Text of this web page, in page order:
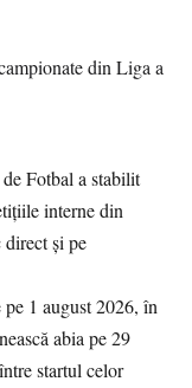
Fotbal a stabilit
interne din
și pe
1 august 2026, în
abia pe 29
startul celor